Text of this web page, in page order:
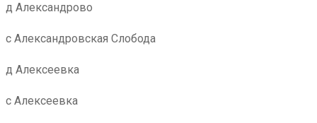
д Александрово
с Александровская Слобода
д Алексеевка
с Алексеевка